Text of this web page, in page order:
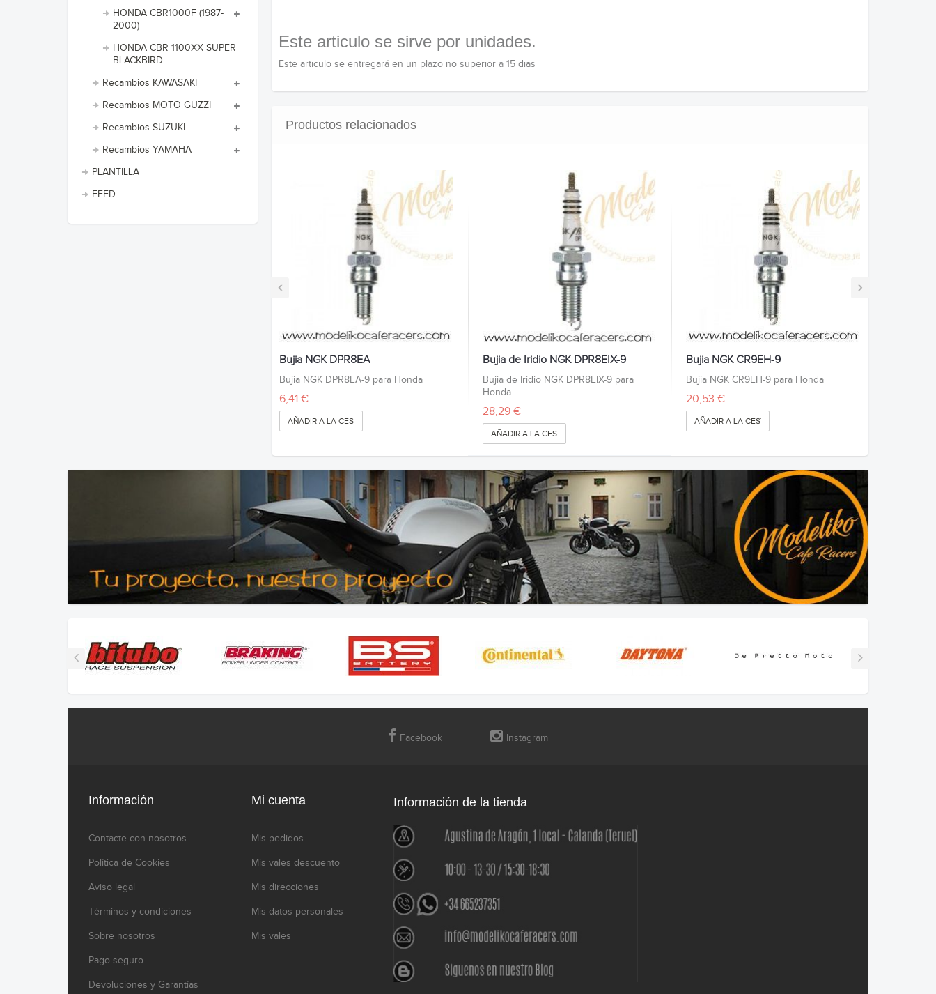
HONDA CBR1000F (1987-
2000)
HONDA CBR 1100XX SUPER
BLACKBIRD
Recambios KAWASAKI
Recambios MOTO GUZZI
Recambios SUZUKI
Recambios YAMAHA
PLANTILLA
FEED
Este articulo se sirve por unidades.
Este articulo se entregará en un plazo no superior a 15 dias
Productos relacionados
‹ ›
Bujia NGK DPR8EA
Bujia NGK DPR8EA-9 para Honda
6,41 €
AÑADIR A LA CESTA
Bujia de Iridio NGK DPR8EIX-9
Bujia de Iridio NGK DPR8EIX-9 para
Honda
28,29 €
AÑADIR A LA CESTA
Bujia NGK CR9EH-9
Bujia NGK CR9EH-9 para Honda
20,53 €
AÑADIR A LA CESTA
Facebook Instagram
Información
Contacte con nosotros
Política de Cookies
Aviso legal
Términos y condiciones
Sobre nosotros
Pago seguro
Devoluciones y Garantías
Mi cuenta
Mis pedidos
Mis vales descuento
Mis direcciones
Mis datos personales
Mis vales
Información de la tienda